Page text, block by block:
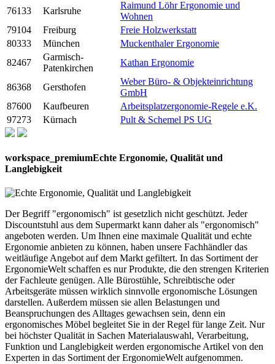
76133 Karlsruhe
Raimund Löhr Ergonomie und
Wohnen
79104
Freiburg
Freie Holzwerkstatt
80333
München
Muckenthaler Ergonomie
82467
Garmisch-
Patenkirchen
Kathan Ergonomie
86368 Gersthofen
Weber Büro- & Objekteinrichtung
GmbH
87600
Kaufbeuren
Arbeitsplatzergonomie-Regele e.K.
97273
Kürnach Pult & Schemel PS UG
workspace_premiumEchte Ergonomie, Qualität und
Langlebigkeit
Der Begriff "ergonomisch" ist gesetzlich nicht geschützt. Jeder
Discountstuhl aus dem Supermarkt kann daher als "ergonomisch"
angeboten werden. Um Ihnen eine maximale Qualität und echte
Ergonomie anbieten zu können, haben unsere Fachhändler das
weitläufige Angebot auf dem Markt gefiltert. In das Sortiment der
ErgonomieWelt schaffen es nur Produkte, die den strengen Kriterien
der Fachleute genügen. Alle Bürostühle, Schreibtische oder
Arbeitsgeräte müssen wirklich sinnvolle ergonomische Lösungen
darstellen. Außerdem müssen sie allen Belastungen und
Beanspruchungen des Alltages gewachsen sein, denn ein
ergonomisches Möbel begleitet Sie in der Regel für lange Zeit. Nur
bei höchster Qualität in Sachen Materialauswahl, Verarbeitung,
Funktion und Langlebigkeit werden ergonomische Artikel von den
Experten in das Sortiment der ErgonomieWelt aufgenommen.